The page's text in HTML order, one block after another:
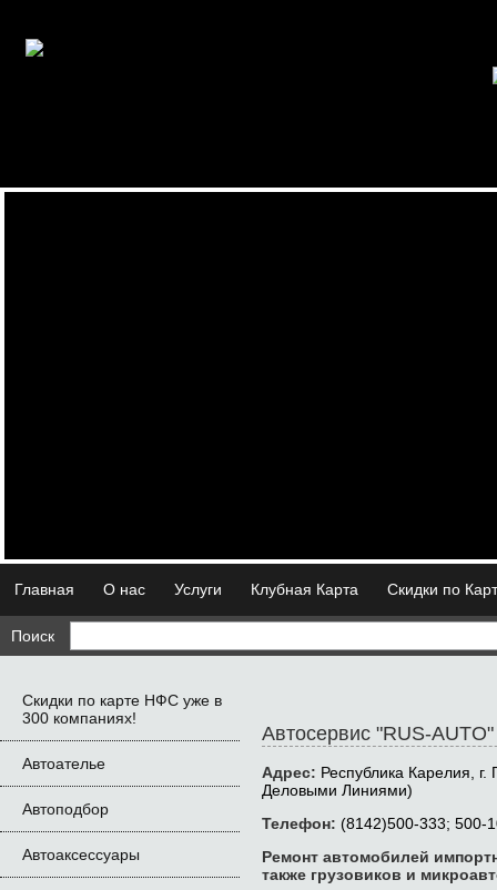
Главная О нас Услуги Клубная Карта Скидки по
Поиск
Скидки по карте НФС уже в
300 компаниях!
Автоателье
Автоподбор
Автоаксессуары
Автосервис "RUS-AUTO"
Адрес: Республика Карелия,
Деловыми Линиями)
Телефон: (8142)500-333; 500-
Ремонт автомобилей
также грузовиков и